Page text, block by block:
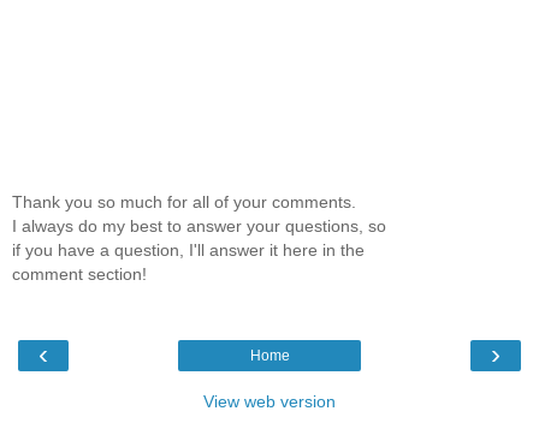
Thank you so much for all of your comments.
I always do my best to answer your questions, so
if you have a question, I'll answer it here in the
comment section!
‹ ›
Home
View web version